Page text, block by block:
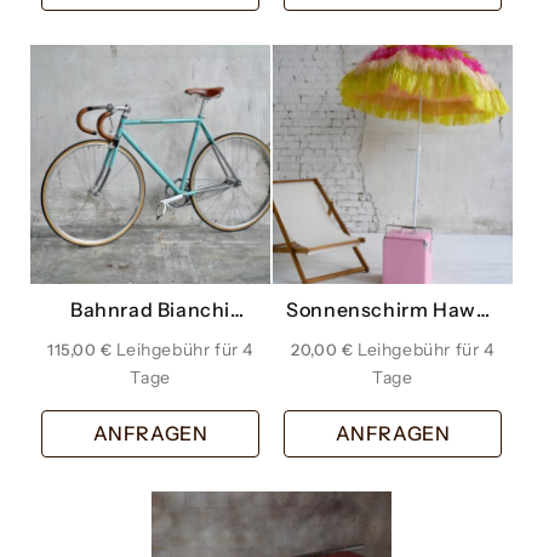
Bahnrad Bianchi
türkis Fahrrad
Fahrräder
115,00€
ANFRAGEN
Sonnenschirm Hawaii
bunt
20,00 €
ANFRAGEN